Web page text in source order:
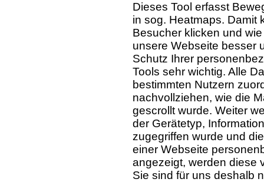
Dieses Tool erfasst
in sog. Heatmaps. Damit
Besucher klicken und
unsere Webseite besser
Schutz Ihrer
Tools sehr wichtig. Alle
bestimmten Nutzern
nachvollziehen, wie die
gescrollt wurde. Weiter
der Gerätetyp,
zugegriffen wurde und
einer Webseite
angezeigt, werden diese
Sie sind für uns deshalb